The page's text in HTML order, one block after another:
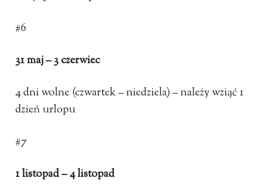
#6
31 maj – 3 czerwiec
4 dni wolne (czwartek – niedziela) – należy wziąć 1
dzień urlopu
#7
1 listopad – 4 listopad